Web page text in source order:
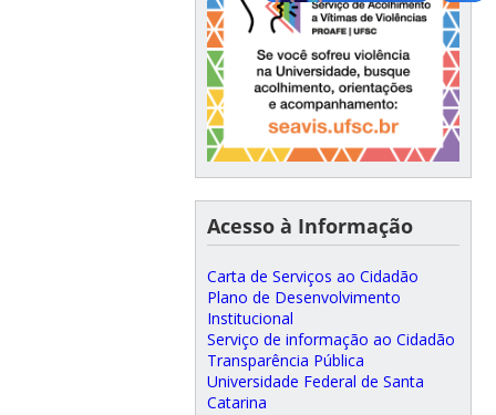
Acesso à Informação
Carta de Serviços ao Cidadão
Plano de Desenvolvimento
Institucional
Serviço de informação ao Cidadão
Transparência Pública
Universidade Federal de Santa
Catarina